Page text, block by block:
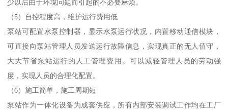
少以后由于环境问题而引起的不必要麻烦。
（5）自控程度高，维护运行费用低
泵站可配置水泵控制器，显示水泵运行状况，内置移动通信模块，
可直接向泵站管理人员发送运行故障信息，实现真正的无人值守，
大大节省泵站运行的人工管理费用。可以减轻管理人员的劳动强
度，实现人员的合理化配置。
（6）施工简单，施工周期短
泵站作为一体化设备为成套供应，所有内部安装调试工作均在工厂